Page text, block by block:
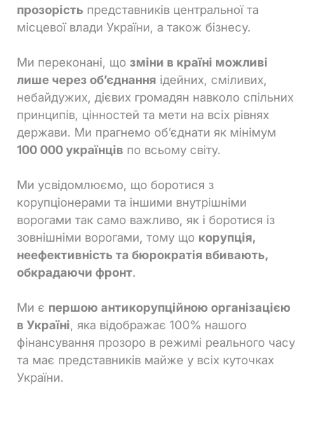
прозорість представників центральної та
місцевої влади України, а також бізнесу.
Ми переконані, що зміни в країні можливі
лише через обʼєднання ідейних, сміливих,
небайдужих, дієвих громадян навколо спільних
принципів, цінностей та мети на всіх рівнях
держави. Ми прагнемо об’єднати як мінімум
100 000 українців по всьому світу.
Ми усвідомлюємо, що боротися з
корупціонерами та іншими внутрішніми
ворогами так само важливо, як і боротися із
зовнішніми ворогами, тому що корупція,
неефективність та бюрократія вбивають,
обкрадаючи фронт.
Ми є першою антикорупційною організацією
в Україні, яка відображає 100% нашого
фінансування прозоро в режимі реального часу
та має представників майже у всіх куточках
України.